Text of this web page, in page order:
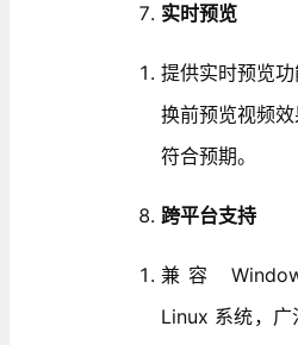
实时预览
提供实时预览
换前预览视频
符合预期。
跨平台支持
兼容
Linux 系统，